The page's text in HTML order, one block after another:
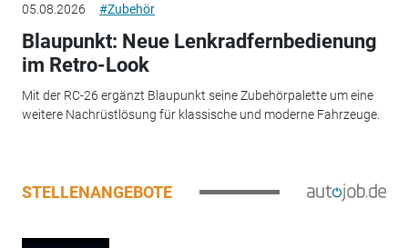
05.08.2026 #Zubehör
Blaupunkt: Neue Lenkradfernbedienung
im Retro-Look
Mit der RC-26 ergänzt Blaupunkt seine Zubehörpalette um eine
weitere Nachrüstlösung für klassische und moderne Fahrzeuge.
STELLENANGEBOTE